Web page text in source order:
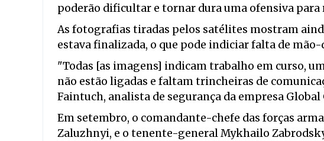
poderão dificultar e tornar dura uma ofensiva para
As fotografias tiradas pelos satélites mostram
estava finalizada, o que pode indiciar falta de mão-
"Todas [as imagens] indicam trabalho em curso,
não estão ligadas e faltam trincheiras de
Faintuch, analista de segurança da empresa Global
Em setembro, o comandante-chefe das forças
Zaluzhnyi, e o tenente-general Mykhailo